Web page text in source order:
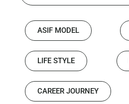
ASIF MODEL
LIFE STYLE
CAREER JOURNEY